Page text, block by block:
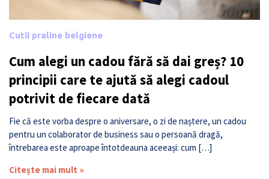
Cutii praline belgiene
Cum alegi un cadou fără să dai greș? 10
principii care te ajută să alegi cadoul
potrivit de fiecare dată
Fie că este vorba despre o aniversare, o zi de naștere, un cadou
pentru un colaborator de business sau o persoană dragă,
întrebarea este aproape întotdeauna aceeași: cum […]
Citește mai mult »